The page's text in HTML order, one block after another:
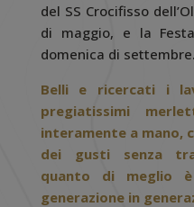
del SS Crocifisso
di maggio, e la
domenica di settembre.
Belli e ricercati i
pregiatissimi
interamente a mano,
dei gusti senza
quanto di meglio
generazione in